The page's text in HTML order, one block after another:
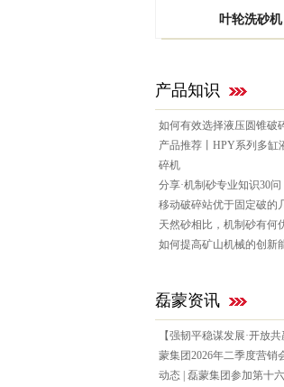
叶轮洗砂机
产品知识
如何有效选择液压圆锥破
产品推荐丨HPY系列多缸
碎机
分享·机制砂专业知识30问
移动破碎站优于固定破的
天然砂相比，机制砂有何
如何提高矿山机械的创新
磊蒙资讯
【强韧平稳谋发展·开放
蒙集团2026年二季度营销
动态 | 磊蒙集团参加第十